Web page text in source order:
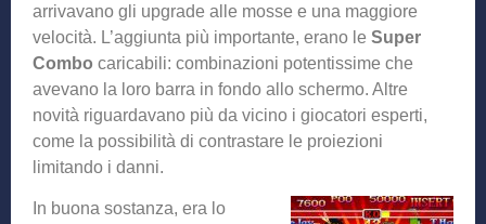
arrivavano gli upgrade alle mosse e una maggiore
velocità. L’aggiunta più importante, erano le Super
Combo caricabili: combinazioni potentissime che
avevano la loro barra in fondo allo schermo. Altre
novità riguardavano più da vicino i giocatori esperti,
come la possibilità di contrastare le proiezioni
limitando i danni.
In buona sostanza, era lo